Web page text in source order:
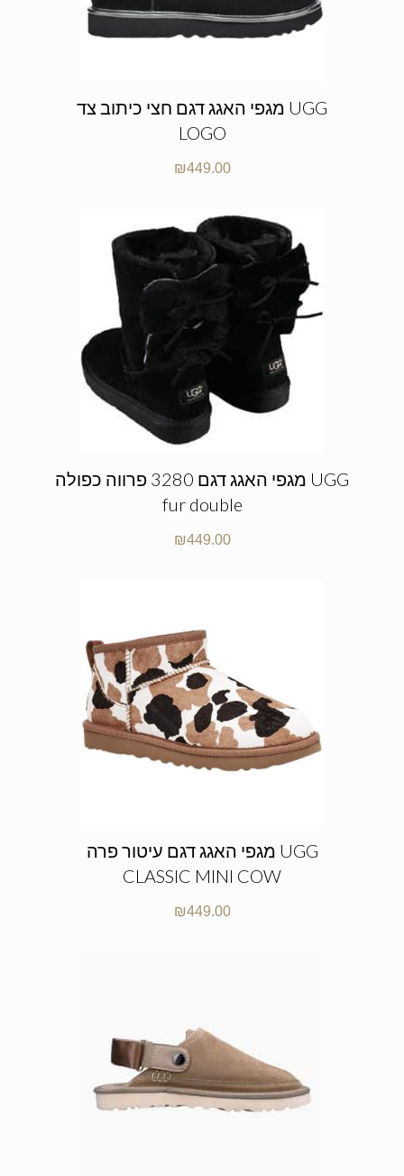
מגפי האגג דגם חצי כיתוב צד UGG
LOGO
₪449.00
מגפי האגג דגם 3280 פרווה כפולה UGG
fur double
₪449.00
מגפי האגג דגם עיטור פרה UGG
CLASSIC MINI COW
₪449.00